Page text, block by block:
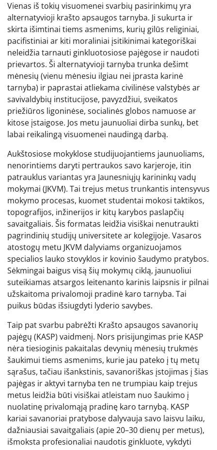
Vienas iš tokių visuomenei svarbių pasirinkimų yra
alternatyvioji krašto apsaugos tarnyba. Ji sukurta ir
skirta išimtinai tiems asmenims, kurių gilūs religiniai,
pacifistiniai ar kiti moraliniai įsitikinimai kategoriškai
neleidžia tarnauti ginkluotosiose pajėgose ir naudoti
prievartos. Ši alternatyvioji tarnyba trunka dešimt
mėnesių (vienu mėnesiu ilgiau nei įprasta karinė
tarnyba) ir paprastai atliekama civilinėse valstybės ar
savivaldybių institucijose, pavyzdžiui, sveikatos
priežiūros ligoninėse, socialinės globos namuose ar
kitose įstaigose. Jos metu jaunuoliai dirba sunkų, bet
labai reikalingą visuomenei naudingą darbą.
Aukštosiose mokyklose studijuojantiems jaunuoliams,
nenorintiems daryti pertraukos savo karjeroje, itin
patrauklus variantas yra Jaunesniųjų karininkų vadų
mokymai (JKVM). Tai trejus metus trunkantis intensyvus
mokymo procesas, kuomet studentai mokosi taktikos,
topografijos, inžinerijos ir kitų karybos paslapčių
savaitgaliais. Šis formatas leidžia visiškai nenutraukti
pagrindinių studijų universitete ar kolegijoje. Vasaros
atostogų metu JKVM dalyviams organizuojamos
specialios lauko stovyklos ir kovinio šaudymo pratybos.
Sėkmingai baigus visą šių mokymų ciklą, jaunuoliui
suteikiamas atsargos leitenanto karinis laipsnis ir pilnai
užskaitoma privalomoji pradinė karo tarnyba. Tai
puikus būdas išsiugdyti lyderio savybes.
Taip pat svarbu pabrėžti Krašto apsaugos savanorių
pajėgų (KASP) vaidmenį. Nors prisijungimas prie KASP
nėra tiesioginis pakaitalas devynių mėnesių trukmės
šaukimui tiems asmenims, kurie jau pateko į tų metų
sąrašus, tačiau išankstinis, savanoriškas įstojimas į šias
pajėgas ir aktyvi tarnyba ten ne trumpiau kaip trejus
metus leidžia būti visiškai atleistam nuo šaukimo į
nuolatinę privalomąją pradinę karo tarnybą. KASP
kariai savanoriai pratybose dalyvauja savo laisvu laiku,
dažniausiai savaitgaliais (apie 20–30 dienų per metus),
išmoksta profesionaliai naudotis ginkluote, vykdyti